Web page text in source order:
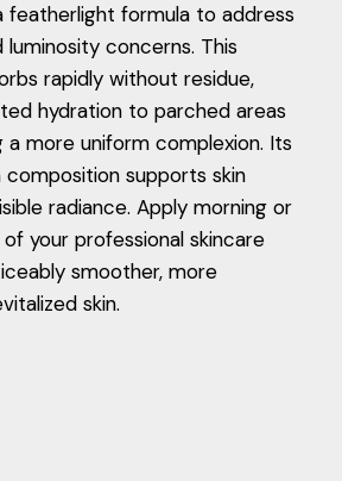
featherlight formula to address
concerns. This
rapidly without residue,
hydration to parched areas
a more uniform complexion. Its
supports skin
radiance. Apply morning or
your professional skincare
smoother, more
skin.